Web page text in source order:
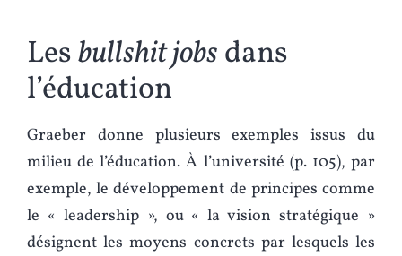
Lesbullshit jobsdans
l’éducation
Graeber donne plusieurs exemples issus du
milieu de l’éducation. À l’université (p. 105), par
exemple, le développement de principes comme
le « leadership », ou « la vision stratégique »
désignent les moyens concrets par lesquels les